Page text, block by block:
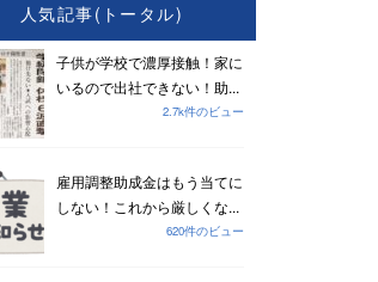
人気記事(トータル)
子供が学校で濃厚接触！家に
いるので出社できない！助...
2.7k件のビュー
雇用調整助成金はもう当てに
しない！これから厳しくな...
620件のビュー